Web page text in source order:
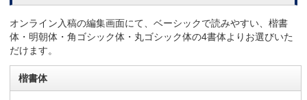
オンライン入稿の編集画面にて、ベーシックで読みやすい、楷書
体・明朝体・角ゴシック体・丸ゴシック体の4書体よりお選びいた
だけます。
楷書体